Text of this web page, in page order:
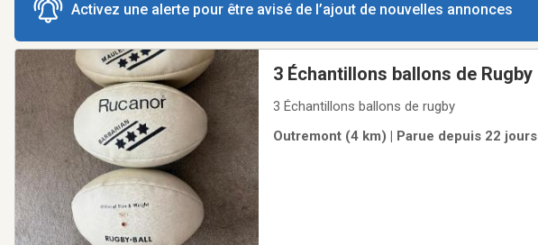
Activez une alerte pour être avisé de l’ajout de nouvelles annonces
3 Échantillons ballons de Rugby
3 Échantillons ballons de rugby
Outremont (4 km) | Parue depuis 22 jours